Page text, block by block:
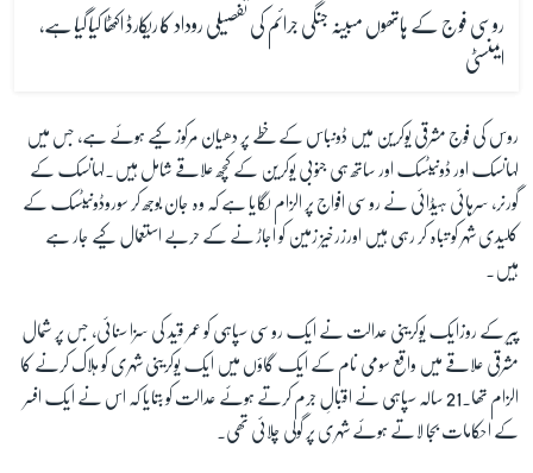
روسی فوج کے ہاتھوں مبینہ جنگی جرائم کی تفصیلی روداد کا ریکارڈ اکٹھا کیا گیا ہے،
ایمنسٹی
روس کی فوج مشرقی یوکرین میں ڈونباس کے خطے پر دھیان مرکوز کیے ہوئے ہے، جس میں
لہانسک اور ڈونیٹسک اور ساتھ ہی جنوبی یوکرین کے کچھ علاقے شامل ہیں۔لہانسک کے
گورنر، سرہائی ہیڈائی نے روسی افواج پر الزام لگایا ہے کہ وہ جان بوجھ کر سوروڈونیٹسک کے
کلیدی شہر کو تباہ کر رہی ہیں اورزرخیز زمین کو اجاڑ نے کے حربے استعمال کیے جار ہے
ہیں۔
پیر کے روزایک یوکرینی عدالت نے ایک روسی سپاہی کو عمر قید کی سزا سنائی، جس پر شمال
مشرقی علاقے میں واقع سومی نام کے ایک گاؤں میں ایک یوکرینی شہری کو ہلاک کرنے کا
الزام تھا۔21 سالہ سپاہی نے اقبالِ جرم کرتے ہوئے عدالت کو بتایا کہ اس نے ایک افسر
کے احکامات بجا لاتے ہوئے شہری پر گولی چلائی تھی۔